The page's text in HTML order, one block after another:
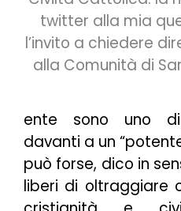
twitter alla mia
l’invito a chiedere
alla Comunità di
ente sono uno
davanti a un “
può forse, dico in
liberi di